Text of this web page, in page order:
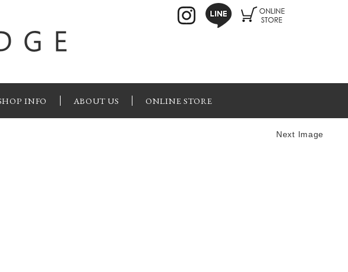
INFO ABOUT US ONLINE STORE
Next Image